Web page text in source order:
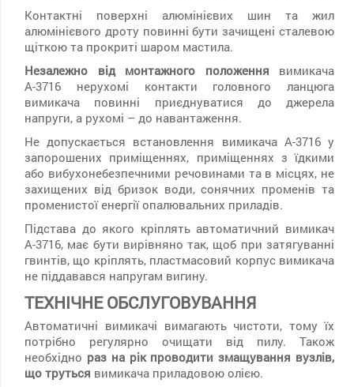
Контактні поверхні алюмінієвих шин та жил
алюмінієвого дроту повинні бути зачищені сталевою
щіткою та прокриті шаром мастила.
Незалежно від монтажного положення вимикача
А-3716 нерухомі контакти головного ланцюга
вимикача повинні приєднуватися до джерела
напруги, а рухомі – до навантаження.
Не допускається встановлення вимикача А-3716 у
запорошених приміщеннях, приміщеннях з їдкими
або вибухонебезпечними речовинами та в місцях, не
захищених від бризок води, сонячних променів та
променистої енергії опалювальних приладів.
Підстава до якого кріплять автоматичний вимикач
А-3716, має бути вирівняно так, щоб при затягуванні
гвинтів, що кріплять, пластмасовий корпус вимикача
не піддавався напругам вигину.
ТЕХНІЧНЕ ОБСЛУГОВУВАННЯ
Автоматичні вимикачі вимагають чистоти, тому їх
потрібно регулярно очищати від пилу. Також
необхідно раз на рік проводити змащування вузлів,
що труться вимикача приладовою олією.